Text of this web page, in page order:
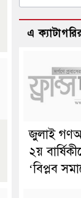
এ
জুলাই
২য়
‘বিপ্লব